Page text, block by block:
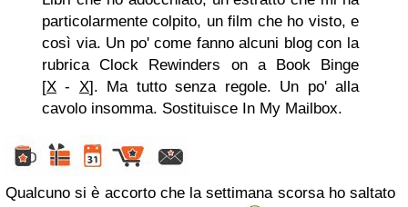
particolarmente colpito, un film che ho visto, e
così via. Un po' come fanno alcuni blog con la
rubrica Clock Rewinders on a Book Binge
[X - X]. Ma tutto senza regole. Un po' alla
cavolo insomma. Sostituisce In My Mailbox.
Qualcuno si è accorto che la settimana scorsa ho saltato